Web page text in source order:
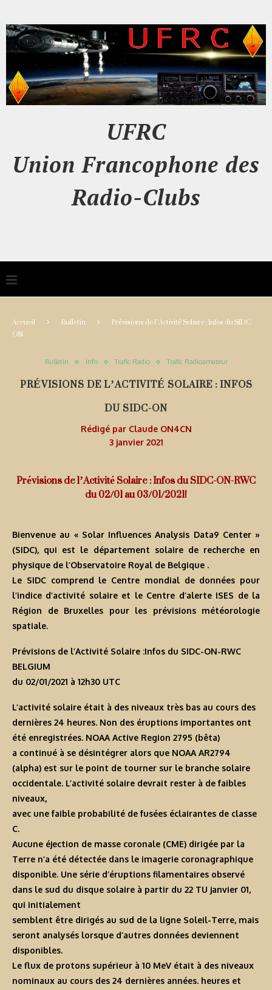
UFRC
Union Francophone des
Radio-Clubs
Accueil Bulletin Prévisions de l’Activité Solaire : Infos du SIDC-
ON
Bulletin Info Trafic Radio Trafic Radioamateur
PRÉVISIONS DE L’ACTIVITÉ SOLAIRE : INFOS
DU SIDC-ON
Rédigé par Claude ON4CN
3 janvier 2021
Prévisions de l’Activité Solaire : Infos du SIDC-ON-RWC
du 02/01 au 03/01/2021!
Bienvenue au « Solar Influences Analysis Data9 Center »
(SIDC), qui est le département solaire de recherche en
physique de l’Observatoire Royal de Belgique .
Le SIDC comprend le Centre mondial de données pour
l’indice d’activité solaire et le Centre d’alerte ISES de la
Région de Bruxelles pour les prévisions météorologie
spatiale.
Prévisions de l’Activité Solaire :Infos du SIDC-ON-RWC
BELGIUM
du 02/01/2021 à 12h30 UTC
L’activité solaire était à des niveaux très bas au cours des
dernières 24 heures. Non des éruptions importantes ont
été enregistrées. NOAA Active Region 2795 (bêta)
a continué à se désintégrer alors que NOAA AR2794
(alpha) est sur le point de tourner sur le branche solaire
occidentale. L’activité solaire devrait rester à de faibles
niveaux,
avec une faible probabilité de fusées éclairantes de classe
C.
Aucune éjection de masse coronale (CME) dirigée par la
Terre n’a été détectée dans le imagerie coronagraphique
disponible. Une série d’éruptions filamentaires observé
dans le sud du disque solaire à partir du 22 TU janvier 01,
qui initialement
semblent être dirigés au sud de la ligne Soleil-Terre, mais
seront analysés lorsque d’autres données deviennent
disponibles.
Le flux de protons supérieur à 10 MeV était à des niveaux
nominaux au cours des 24 dernières années. heures et